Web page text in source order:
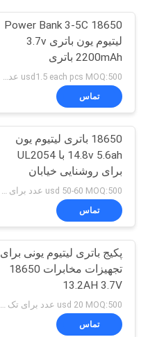
Power Bank 3-5C 18650
لیتیوم یون باتری 3.7v
2200mAh باتری
usd1.5 each pcs MOQ:500 عدد برای تک سلولی ، 50 بسته برای بسته های باتری
تماس
18650 باتری لیتیوم یون
14.8v 5.6ah با UL2054
برای روشنایی خیابان
تماس
پکیج باتری لیتیوم یونی برای
تجهیزات مخابرات 18650
13.2AH 3.7V
تماس